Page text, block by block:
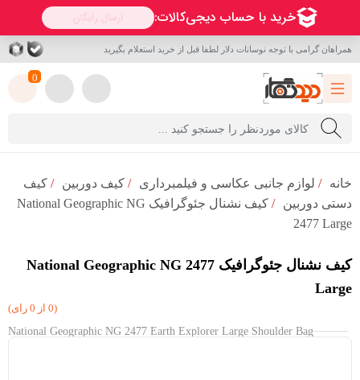
همراهان گرامی با توجه نوسانات دلار لطفا قبل از خرید استعلام بگیرید
0
خانه / لوازم جانبی عکاسی و فیلمبرداری / کیف دوربین / کیف
دستی دوربین /
کیف نشنال جئوگرافیک National Geographic NG
2477 Large
کیف نشنال جئوگرافیک National Geographic NG 2477
Large
(0 از 0 رای)
National Geographic NG 2477 Earth Explorer Large Shoulder Bag